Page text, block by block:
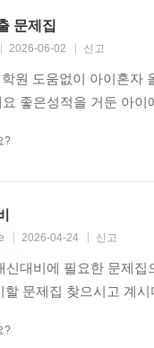
문제집
2026-06-02 신고
원 도움없이 아이혼자
좋은성적을 거둔 아
?
2026-04-24 신고
신대비에 필요한 문제
할 문제집 찾으시고 계
?